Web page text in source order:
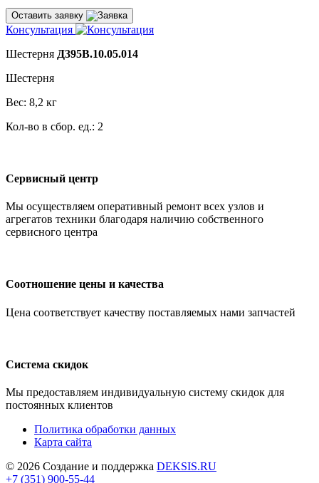
Оставить заявку
Консультация
Шестерня Д395В.10.05.014
Шестерня
Вес: 8,2 кг
Кол-во в сбор. ед.: 2
Сервисный центр
Мы осуществляем оперативный ремонт всех узлов и
агрегатов техники благодаря наличию собственного
сервисного центра
Соотношение цены и качества
Цена соответствует качеству поставляемых нами запчастей
Система скидок
Мы предоставляем индивидуальную систему скидок для
постоянных клиентов
Политика обработки данных
Карта сайта
© 2026 Создание и поддержка DEKSIS.RU
+7 (351) 900-55-44